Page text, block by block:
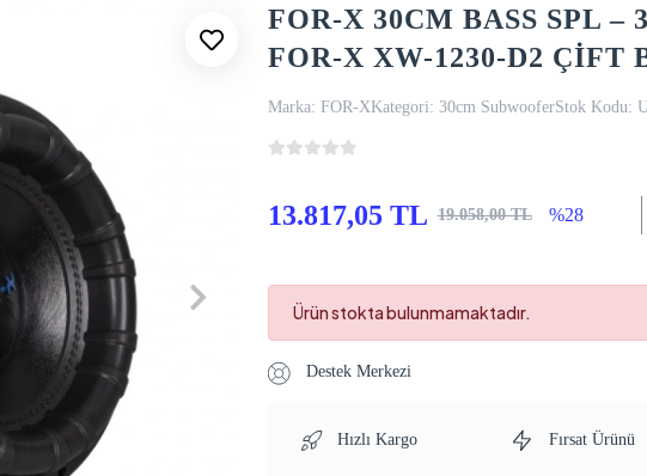
FOR-X 30CM BASS SPL –
FOR-X XW-1230-D2 ÇİFT
Marka: FOR-XKategori: 30cm SubwooferStok Kodu:
13.817,05 TL 19.058,00 TL %28
Ürün stokta bulunmamaktadır.
Destek Merkezi
Hızlı Kargo Fırsat Ürünü